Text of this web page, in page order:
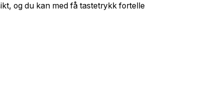
og du kan med få tastetrykk fortelle